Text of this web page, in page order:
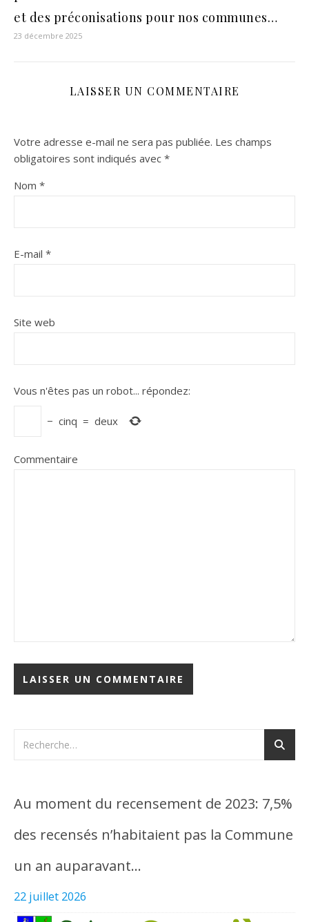
et des préconisations pour nos communes…
23 décembre 2025
LAISSER UN COMMENTAIRE
Votre adresse e-mail ne sera pas publiée. Les champs
obligatoires sont indiqués avec *
Nom *
E-mail *
Site web
Vous n'êtes pas un robot... répondez:
− cinq = deux
Commentaire
Au moment du recensement de 2023: 7,5%
des recensés n’habitaient pas la Commune
un an auparavant…
22 juillet 2026